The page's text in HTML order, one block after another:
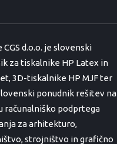
d.o.o. je slovenski
za tiskalnike HP Latex in
3D-tiskalnike HP MJF ter
ponudnik rešitev na
računalniško podprtega
za arhitekturo,
strojništvo in grafično